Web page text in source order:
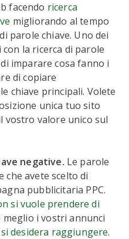
facendo ricerca
migliorando al tempo
parole chiave. Uno dei
la ricerca di parole
imparare cosa fanno i
di copiare
chiave principali. Volete
unica tuo sito
vostro valore unico sul
negative. Le parole
che avete scelto di
pubblicitaria PPC.
si vuole prendere di
i vostri annunci
desidera raggiungere.